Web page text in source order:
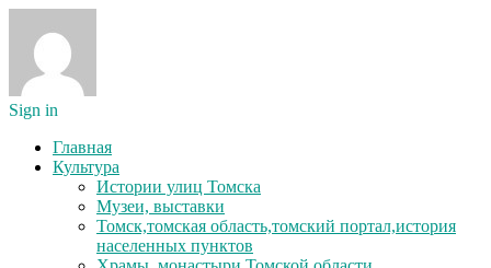
Sign in
Главная
Культура
Истории улиц Томска
Музеи, выставки
Томск,томская область,томский портал,история
населенных пунктов